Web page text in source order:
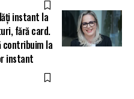
instant la
fără card.
contribuim la
instant